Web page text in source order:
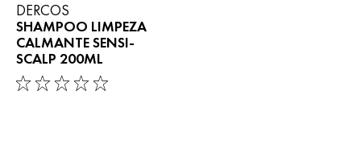
DERCOS
SHAMPOO LIMPEZA
CALMANTE SENSI-
SCALP 200ML
0/5